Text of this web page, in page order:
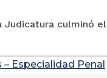
Judicatura culminó el
Especialidad Penal